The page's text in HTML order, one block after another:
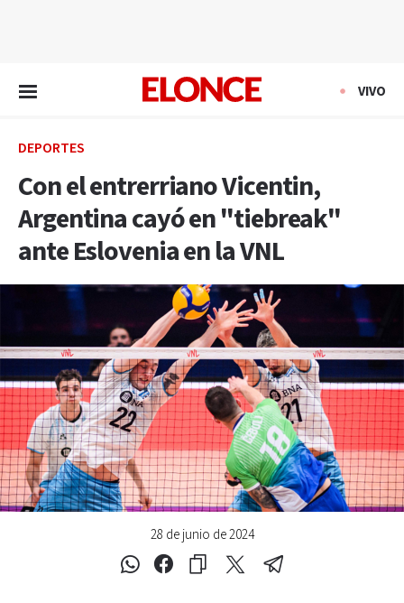
VIVO
DEPORTES
Con el entrerriano Vicentin,
Argentina cayó en "tiebreak"
ante Eslovenia en la VNL
28 de junio de 2024